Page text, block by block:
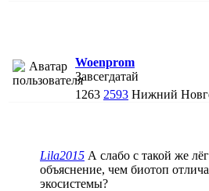
Woenprom
Завсегдатай
1263 2593 Нижний
Lila2015 А слабо с такой же
объяснение, чем биотоп
экосистемы?